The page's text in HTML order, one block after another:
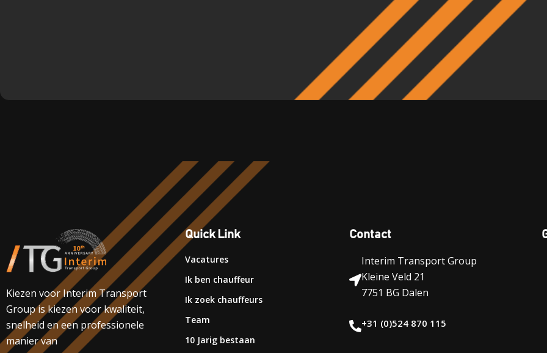
Kiezen voor Interim Transport
Group is kiezen voor kwaliteit,
snelheid en een professionele
manier van
Quick Link
Vacatures
Ik ben chauffeur
Ik zoek chauffeurs
Team
10 Jarig bestaan
Contact
Interim Transport Group
Kleine Veld 21
7751 BG Dalen
+31 (0)524 870 115